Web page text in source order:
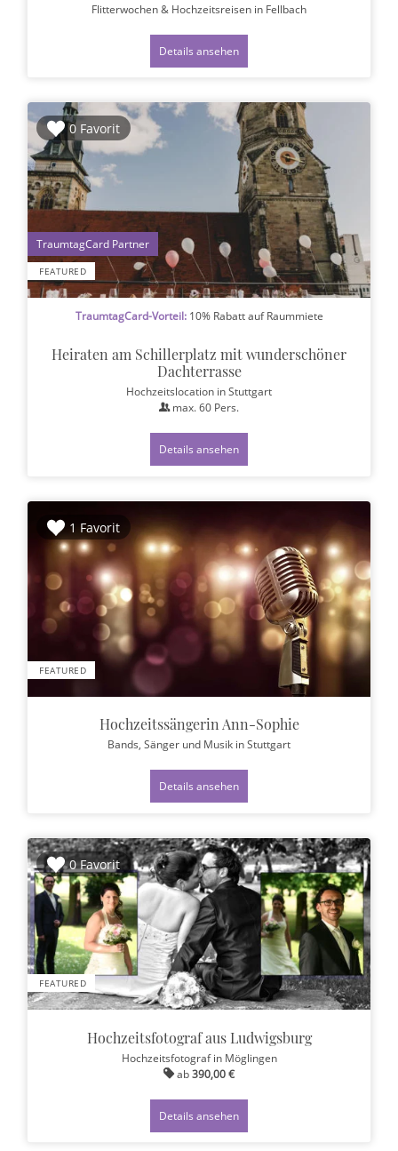
Flitterwochen & Hochzeitsreisen in Fellbach
Details ansehen
0 Favorit
FEATURED
TraumtagCard-Vorteil:10% Rabatt auf Raummiete
Heiraten am Schillerplatz mit wunderschöner
Dachterrasse
Hochzeitslocation in Stuttgart
max. 60 Pers.
Details ansehen
1 Favorit
FEATURED
Hochzeitssängerin Ann-Sophie
Bands, Sänger und Musik in Stuttgart
Details ansehen
0 Favorit
FEATURED
Hochzeitsfotograf aus Ludwigsburg
Hochzeitsfotografin Möglingen
ab390,00 €
Details ansehen